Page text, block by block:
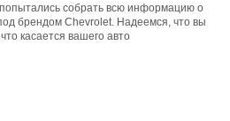
собрать всю информацию о
брендом Chevrolet. Надеемся, что вы
касается вашего авто